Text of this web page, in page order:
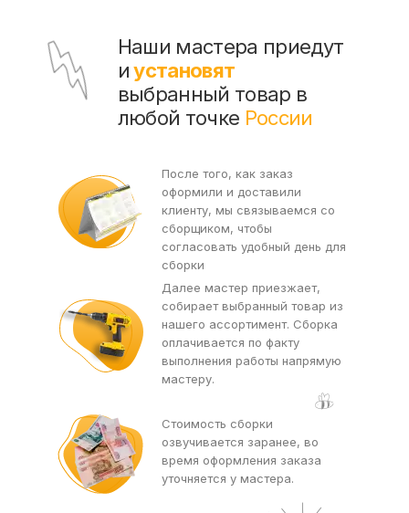
Наши мастера приедут
иустановят
выбранный товар в
любой точке России
После того, как заказ
оформили и доставили
клиенту, мы связываемся со
сборщиком, чтобы
согласовать удобный день для
сборки
Далее мастер приезжает,
собирает выбранный товар из
нашего ассортимент. Сборка
оплачивается по факту
выполнения работы напрямую
мастеру.
Стоимость сборки
озвучивается заранее, во
время оформления заказа
уточняется у мастера.